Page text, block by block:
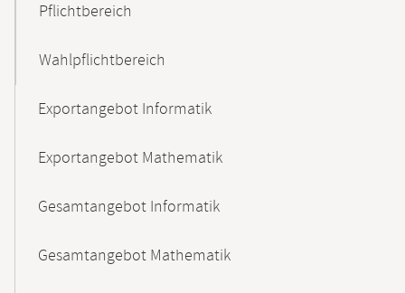
Pflichtbereich
Wahlpflichtbereich
Exportangebot Informatik
Exportangebot Mathematik
Gesamtangebot Informatik
Gesamtangebot Mathematik